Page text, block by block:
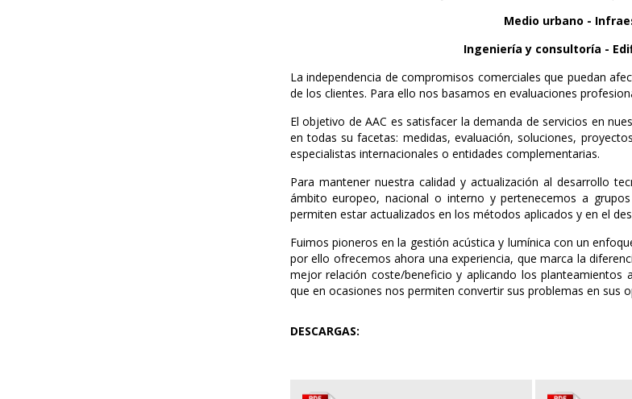
Medio urbano -
Ingeniería y consultoría -
La independencia de compromisos comerciales que puedan
de los clientes. Para ello nos basamos en evaluaciones
El objetivo de AAC es satisfacer la demanda de servicios en
en todas su facetas: medidas, evaluación, soluciones,
especialistas internacionales o entidades complementarias.
Para mantener nuestra calidad y actualización al desarrollo
ámbito europeo, nacional o interno y pertenecemos a
permiten estar actualizados en los métodos aplicados y en el
Fuimos pioneros en la gestión acústica y lumínica con un
por ello ofrecemos ahora una experiencia, que marca la
mejor relación coste/beneficio y aplicando los
que en ocasiones nos permiten convertir sus problemas en sus
DESCARGAS: